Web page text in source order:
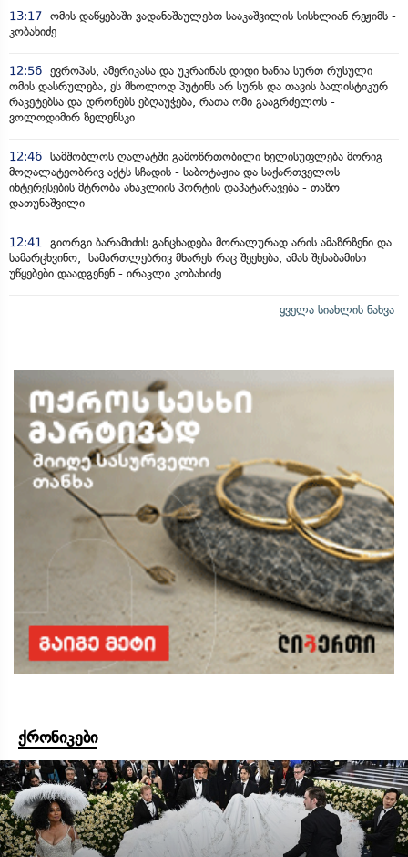
13:17 ომის დაწყებაში ვადანაშაულებთ სააკაშვილის სისხლიან რეჟიმს -
კობახიძე
12:56 ევროპას, ამერიკასა და უკრაინას დიდი ხანია სურთ რუსული
ომის დასრულება, ეს მხოლოდ პუტინს არ სურს და თავის ბალისტიკურ
რაკეტებსა და დრონებს ებღაუჭება, რათა ომი გააგრძელოს -
ვოლოდიმირ ზელენსკი
12:46 სამშობლოს ღალატში გამოწრთობილი ხელისუფლება მორიგ
მოღალატეობრივ აქტს სჩადის - საბოტაჟია და საქართველოს
ინტერესების მტრობა ანაკლიის პორტის დაპატარავება - თაზო
დათუნაშვილი
12:41 გიორგი ბარამიძის განცხადება მორალურად არის ამაზრზენი და
სამარცხვინო, სამართლებრივ მხარეს რაც შეეხება, ამას შესაბამისი
უწყებები დაადგენენ - ირაკლი კობახიძე
ყველა სიახლის ნახვა
ქრონიკები